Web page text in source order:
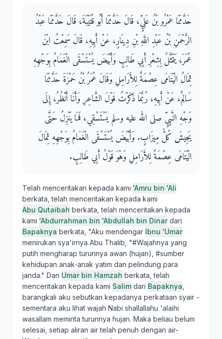
حَدَّثَنَا عَمْرُو بْنُ عَلِيٍّ، قَالَ حَدَّثَنَا أَبُو قُتَيْبَةَ، قَالَ حَدَّثَنَا عَبْدُ
الرَّحْمَنِ بْنُ عَبْدِ اللَّهِ بْنِ دِينَارٍ، عَنْ أَبِيهِ، قَالَ سَمِعْتُ ابْنَ
عُمَرَ، يَتَمَثَّلُ بِشِعْرِ أَبِي طَالِبٍ وَأَبْيَضَ يُسْتَسْقَى الْغَمَامُ بِوَجْهِهِ
ثِمَالُ الْيَتَامَى عِصْمَةٌ لِلأَرَامِلِ وَقَالَ عُمَرُ بْنُ حَمْزَةَ حَدَّثَنَا
سَالِمٌ، عَنْ أَبِيهِ، رُبَّمَا ذَكَرْتُ قَوْلَ الشَّاعِرِ وَأَنَا أَنْظُرُ، إِلَى
وَجْهِ النَّبِيِّ صلى الله عليه وسلم يَسْتَسْقِي، فَمَا يَنْزِلُ حَتَّى
يَجِيشَ كُلُّ مِيزَابٍ‏.‏ وَأَبْيَضَ يُسْتَسْقَى الْغَمَامُ بِوَجْهِهِ ثِمَالَ
الْيَتَامَى عِصْمَةً لِلأَرَامِلِ وَهْوَ قَوْلُ أَبِي طَالِبٍ‏.‏
Telah menceritakan kepada kami 'Amru bin 'Ali
berkata, telah menceritakan kepada kami
Abu Qutaibah berkata, telah menceritakan kepada
kami 'Abdurrahman bin 'Abdullah bin Dinardari
Bapaknya berkata, "Aku mendengar Ibnu 'Umar
menirukan sya'irnya Abu Thalib, "#Wajahnya yang
putih mengharap turunnya awan (hujan), #sumber
kehidupan anak-anak yatim dan pelindung para
janda." Dan Umar bin Hamzah berkata, telah
menceritakan kepada kami Salim dari Bapaknya
barangkali aku sebutkan kepadanya perkataan syair -
sementara aku lihat wajah Nabi shallallahu 'alaihi
wasallam meminta turunnya hujan. Maka beliau belum
selesai, setiap aliran air telah penuh dengan air-